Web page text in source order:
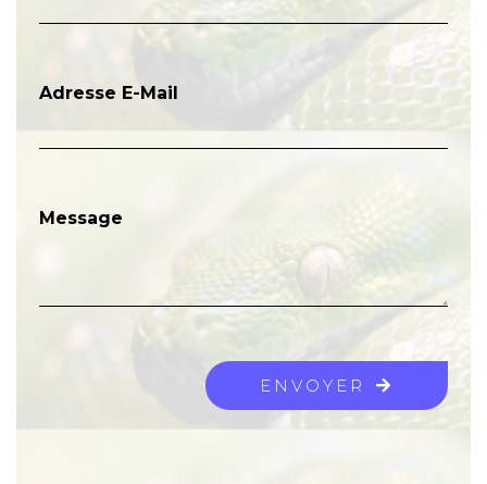
Adresse E-Mail
Message
ENVOYER